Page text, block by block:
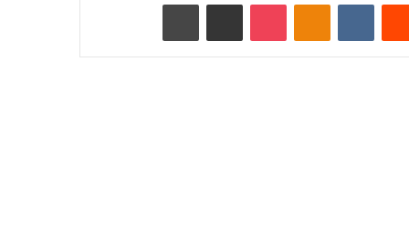
VKontakte ای میل کے ذریعے شیئر کریں